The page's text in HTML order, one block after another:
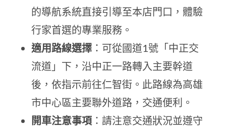
的導航系統直接引導至本店門口，體驗
行家首選的專業服務。
適用路線選擇 ：可從國道1號「中正交
流道」下，沿中正一路轉入主要幹道
後，依指示前往仁智街。此路線為高雄
市中心區主要聯外道路，交通便利。
開車注意事項 ：請注意交通狀況並遵守